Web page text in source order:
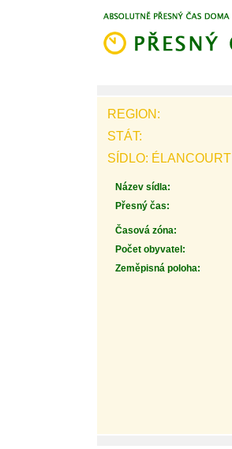
REGION:
STÁT:
SÍDLO: ÉLANCOURT
Název sídla:
Přesný čas:
Časová zóna:
Počet obyvatel:
Zeměpisná poloha: